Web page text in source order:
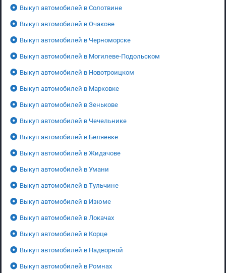
Выкуп автомобилей в Солотвине
Выкуп автомобилей в Очакове
Выкуп автомобилей в Черноморске
Выкуп автомобилей в Могилеве-Подольском
Выкуп автомобилей в Новотроицком
Выкуп автомобилей в Марковке
Выкуп автомобилей в Зенькове
Выкуп автомобилей в Чечельнике
Выкуп автомобилей в Беляевке
Выкуп автомобилей в Жидачове
Выкуп автомобилей в Умани
Выкуп автомобилей в Тульчине
Выкуп автомобилей в Изюме
Выкуп автомобилей в Локачах
Выкуп автомобилей в Корце
Выкуп автомобилей в Надворной
Выкуп автомобилей в Ромнах